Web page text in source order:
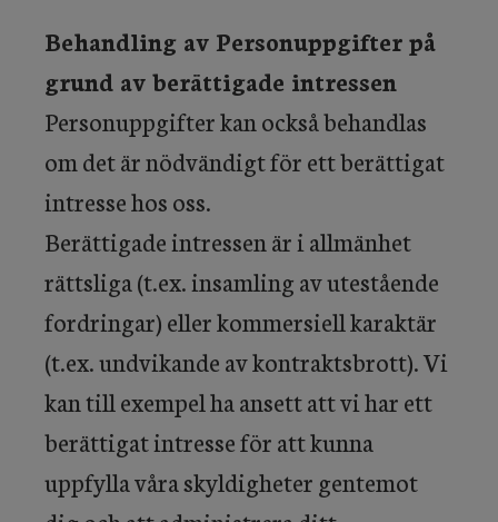
Behandling av Personuppgifter på
grund av berättigade intressen
Personuppgifter kan också behandlas
om det är nödvändigt för ett berättigat
intresse hos oss.
Berättigade intressen är i allmänhet
rättsliga (t.ex. insamling av utestående
fordringar) eller kommersiell karaktär
(t.ex. undvikande av kontraktsbrott). Vi
kan till exempel ha ansett att vi har ett
berättigat intresse för att kunna
uppfylla våra skyldigheter gentemot